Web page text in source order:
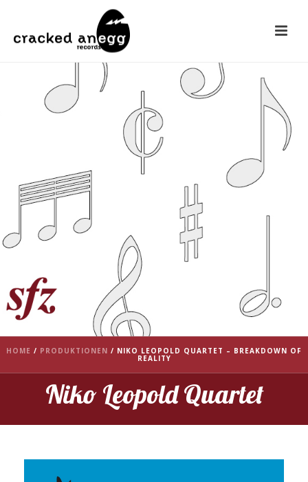
HOME / PRODUKTIONEN / NIKO LEOPOLD QUARTET – BREAKDOWN OF
REALITY
Niko Leopold Quartet